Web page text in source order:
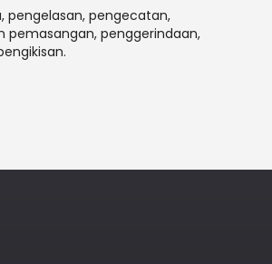
pengelasan, pengecatan,
pemasangan, penggerindaan,